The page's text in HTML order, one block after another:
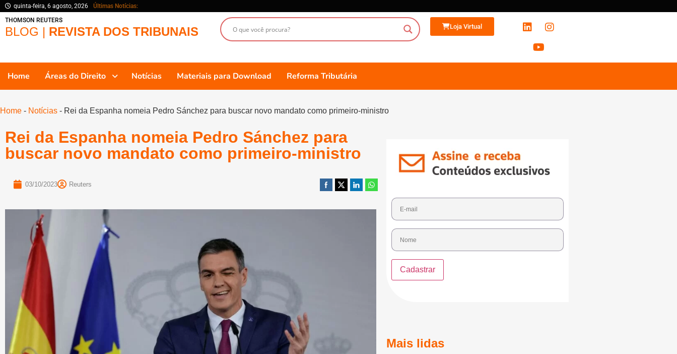
quinta-feira, 6 agosto, 2026
Últimas Notícias:
THOMSON REUTERS
BLOG | REVISTA DOS TRIBUNAIS Loja Virtual
Home Áreas do Direito Notícias Materiais para Download Reforma Tributária
Home - Notícias - Rei da Espanha nomeia Pedro Sánchez para buscar novo mandato como primeiro-ministro
Rei da Espanha nomeia Pedro Sánchez para
buscar novo mandato como primeiro-ministro
03/10/2023 Reuters
Mais lidas